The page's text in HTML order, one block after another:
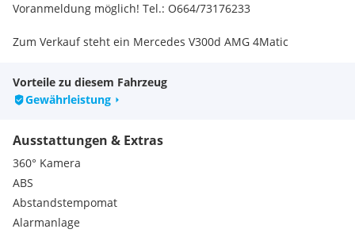
Voranmeldung möglich! Tel.: O664/73176233
Zum Verkauf steht ein Mercedes V300d AMG 4Matic
fast nur Autobahnkilometer
in einem Top Zustand und Top Ausstattung
- LED
- ACC
- MFL
- PDC
- Navi
Vorteile zu diesem Fahrzeug
Gewährleistung
Ausstattungen & Extras
360° Kamera
ABS
Abstandstempomat
Alarmanlage